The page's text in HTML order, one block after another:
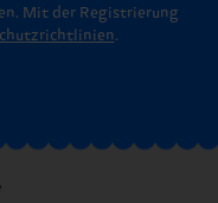
Mit der Registrierung
.